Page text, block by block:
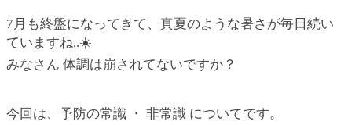
7月も終盤になってきて、真夏のような暑さが毎日続い
ていますね..☀️
みなさん 体調は崩されてないですか？
今回は、予防の常識 ・ 非常識 についてです。